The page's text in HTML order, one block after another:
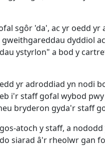
sgôr 'da', ac yr oedd yr
dyddiol
ystyrlon" a bod y
yr adroddiad yn nodi
i'r staff gofal wybod pwy
bryderon gyda'r staff
atoch y staff, a
siarad â'r rheolwr gan